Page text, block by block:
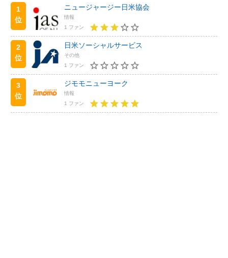
1
位
ニュージャージー日米協会
情報
1 ファン
2
位
日米ソーシャルサービス
その他
1 ファン
3
位
ジモモニューヨーク
情報
1 ファン